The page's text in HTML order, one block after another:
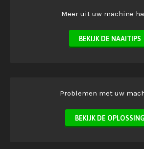
Meer uit uw machine
BEKIJK DE NAAITIPS
Problemen met uw
BEKIJK DE OPLOSSING